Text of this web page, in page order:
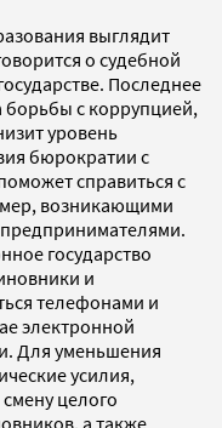
выглядит
о судебной
Последнее
борьбы с коррупцией,
уровень
бюрократии с
справиться с
возникающими
государство
и
телефонами и
электронной
Для уменьшения
усилия,
целого
а также